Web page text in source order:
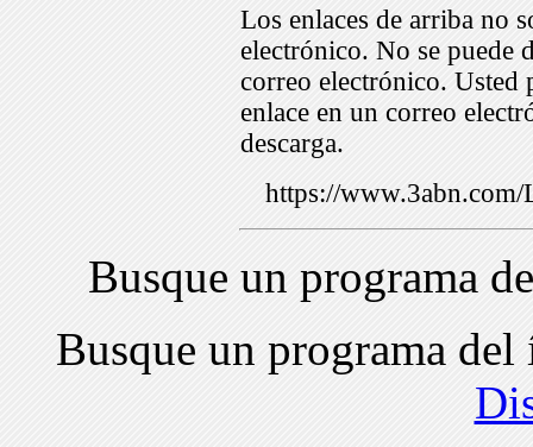
Los enlaces de arriba no
electrónico. No se puede
correo electrónico. Usted
enlace en un correo
descarga.
https://
Busque un programa
Busque un programa